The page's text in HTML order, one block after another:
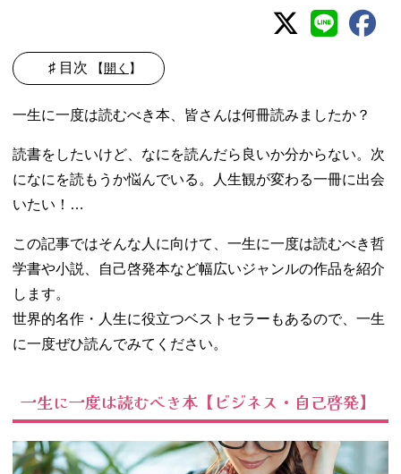
♯ 目次 【開く 】
読むべき本【ビ
発】
− 嫌われる
勇気
えるゾウ
− 7つの習慣
− LIFE
SHIFT
02. 一生に一度は
− アルジャ
ーノンに花
束を
− レ・ミゼ
一生に一度は読むべき本、皆さんは何冊読みましたか？
読書をしたいけど、なにを読んだら良いか分からない。次
になにを読もうか悩んでいる。人生観が変わる一冊に出会
いたい！…
この記事ではそんな人に向けて、一生に一度は読むべき哲
学書や小説、自己啓発本など幅広いジャンルの作品を紹介
します。
世界的名作・人生に役立つベストセラーもあるので、一生
に一度ぜひ読んでみてください。
一生に一度は読むべき本【ビジネス・自己啓発】